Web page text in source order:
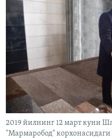
2019 йилнинг 12 март куни
"Мармаробод"